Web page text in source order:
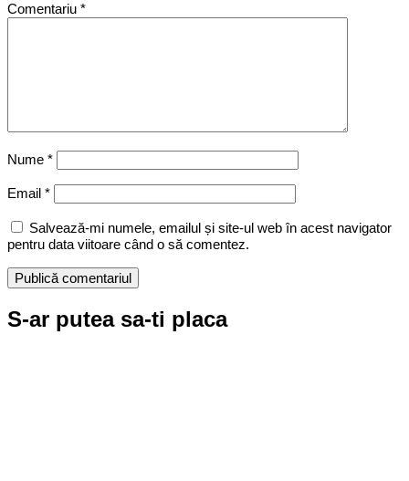
Comentariu *
Nume *
Email *
Salvează-mi numele, emailul și site-ul web în acest navigator
pentru data viitoare când o să comentez.
S-ar putea sa-ti placa